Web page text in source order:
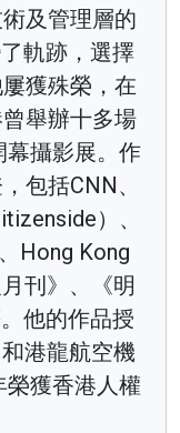
及管理層的
軌跡，選擇
獲殊榮，在
舉辦十多場
幕攝影展。作
包括CNN、
）、
Hong Kong
刊》、《明
他的作品授
港龍航空機
榮獲香港人權